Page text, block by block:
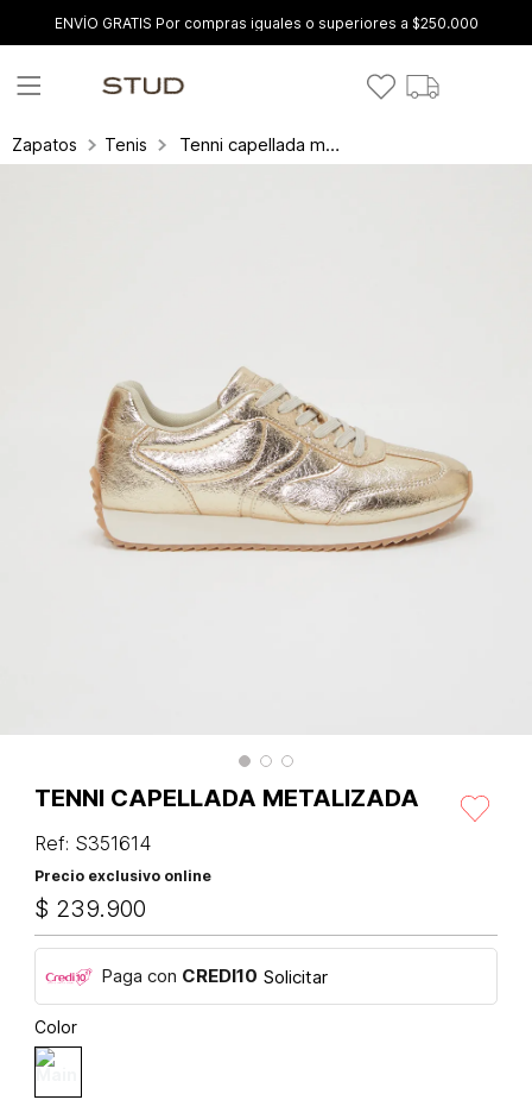
ENVÍO GRATIS Por compras iguales o superiores a $250.000
Zapatos Tenis Tenni capellada metalizada
TENNI CAPELLADA METALIZADA
Ref: S351614
Precio exclusivo online
$ 239.900
Paga con CREDI10 Solicitar
Color